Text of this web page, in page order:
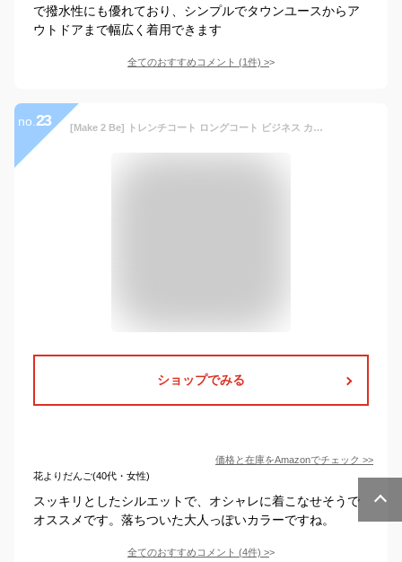
で撥水性にも優れており、シンプルでタウンユースからア
ウトドアまで幅広く着用できます
全てのおすすめコメント (1件) >
no. 23 [Make 2 Be] トレンチコート ロングコート ビジネス カジュアル アウター レインコート メンズ コート ステンカラーコート Ａラインシルエット デバイスコート 春秋冬 美シルエット スリムフォルム MA04(14.Navy 3XL)
ショップでみる
価格と在庫をAmazonでチェック >>
花よりだんご(40代・女性)
スッキリとしたシルエットで、オシャレに着こなせそうで
オススメです。落ちついた大人っぽいカラーですね。
全てのおすすめコメント (4件) >